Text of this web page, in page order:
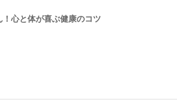
心と体が喜ぶ健康のコツ